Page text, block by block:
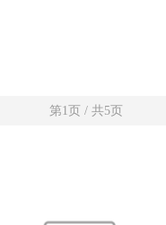
第1页 / 共5页